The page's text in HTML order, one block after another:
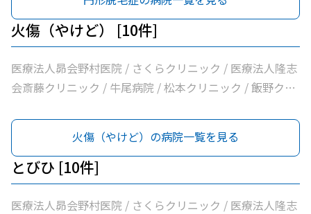
火傷（やけど） [10件]
医療法人昴会野村医院 / さくらクリニック / 医療法人隆志
会斎藤クリニック / 牛尾病院 / 松本クリニック / 飯野クリ
ちだ医院
火傷（やけど）の病院一覧を見る
とびひ [10件]
医療法人昴会野村医院 / さくらクリニック / 医療法人隆志